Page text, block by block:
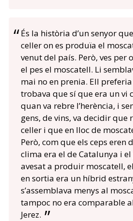
És la història d’un senyor
celler on es produïa el
venut del país. Però, ves per
el pes el moscatell. Li
mai no en prenia. Ell
trobava que sí que era un vi
quan va rebre l’herència, i
gens, de vins, va decidir que
celler i que en lloc de
Però, com que els ceps eren
clima era el de Catalunya i
avesat a produir moscatell,
en sortia era un híbrid
s’assemblava menys al
tampoc no era comparable
Jerez.